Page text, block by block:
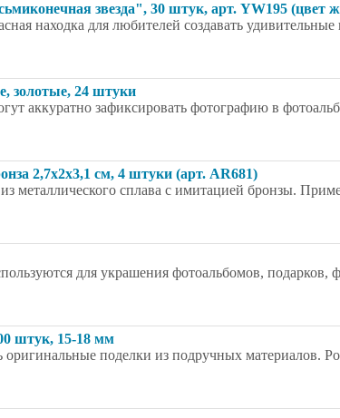
звезда", 30 штук, арт. YW195 (цвет
находка для любителей создавать
золотые, 24 штуки
аккуратно зафиксировать фотографию в
2,7x2x3,1 см, 4 штуки (арт. AR681)
металлического сплава с имитацией бронзы.
для украшения фотоальбомов, подарков,
штук, 15-18 мм
поделки из подручных материалов.